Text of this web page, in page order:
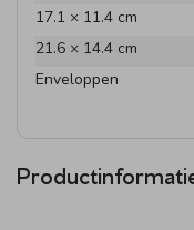
17.1 × 11.4 cm
21.6 × 14.4 cm
Enveloppen